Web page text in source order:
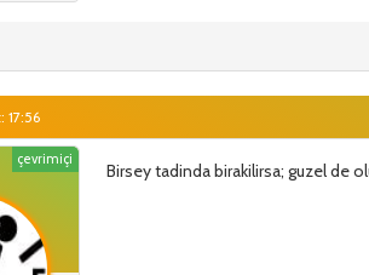
17:56
çevrimiçi
Birsey tadinda birakilirsa; guzel de